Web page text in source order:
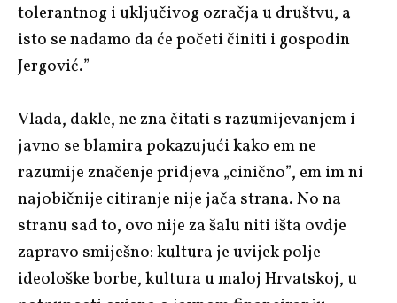
tolerantnog i uključivog ozračja u društvu, a
isto se nadamo da će početi činiti i gospodin
Jergović.”
Vlada, dakle, ne zna čitati s razumijevanjem i
javno se blamira pokazujući kako em ne
razumije značenje pridjeva „cinično”, em im ni
najobičnije citiranje nije jača strana. No na
stranu sad to, ovo nije za šalu niti išta ovdje
zapravo smiješno: kultura je uvijek polje
ideološke borbe, kultura u maloj Hrvatskoj, u